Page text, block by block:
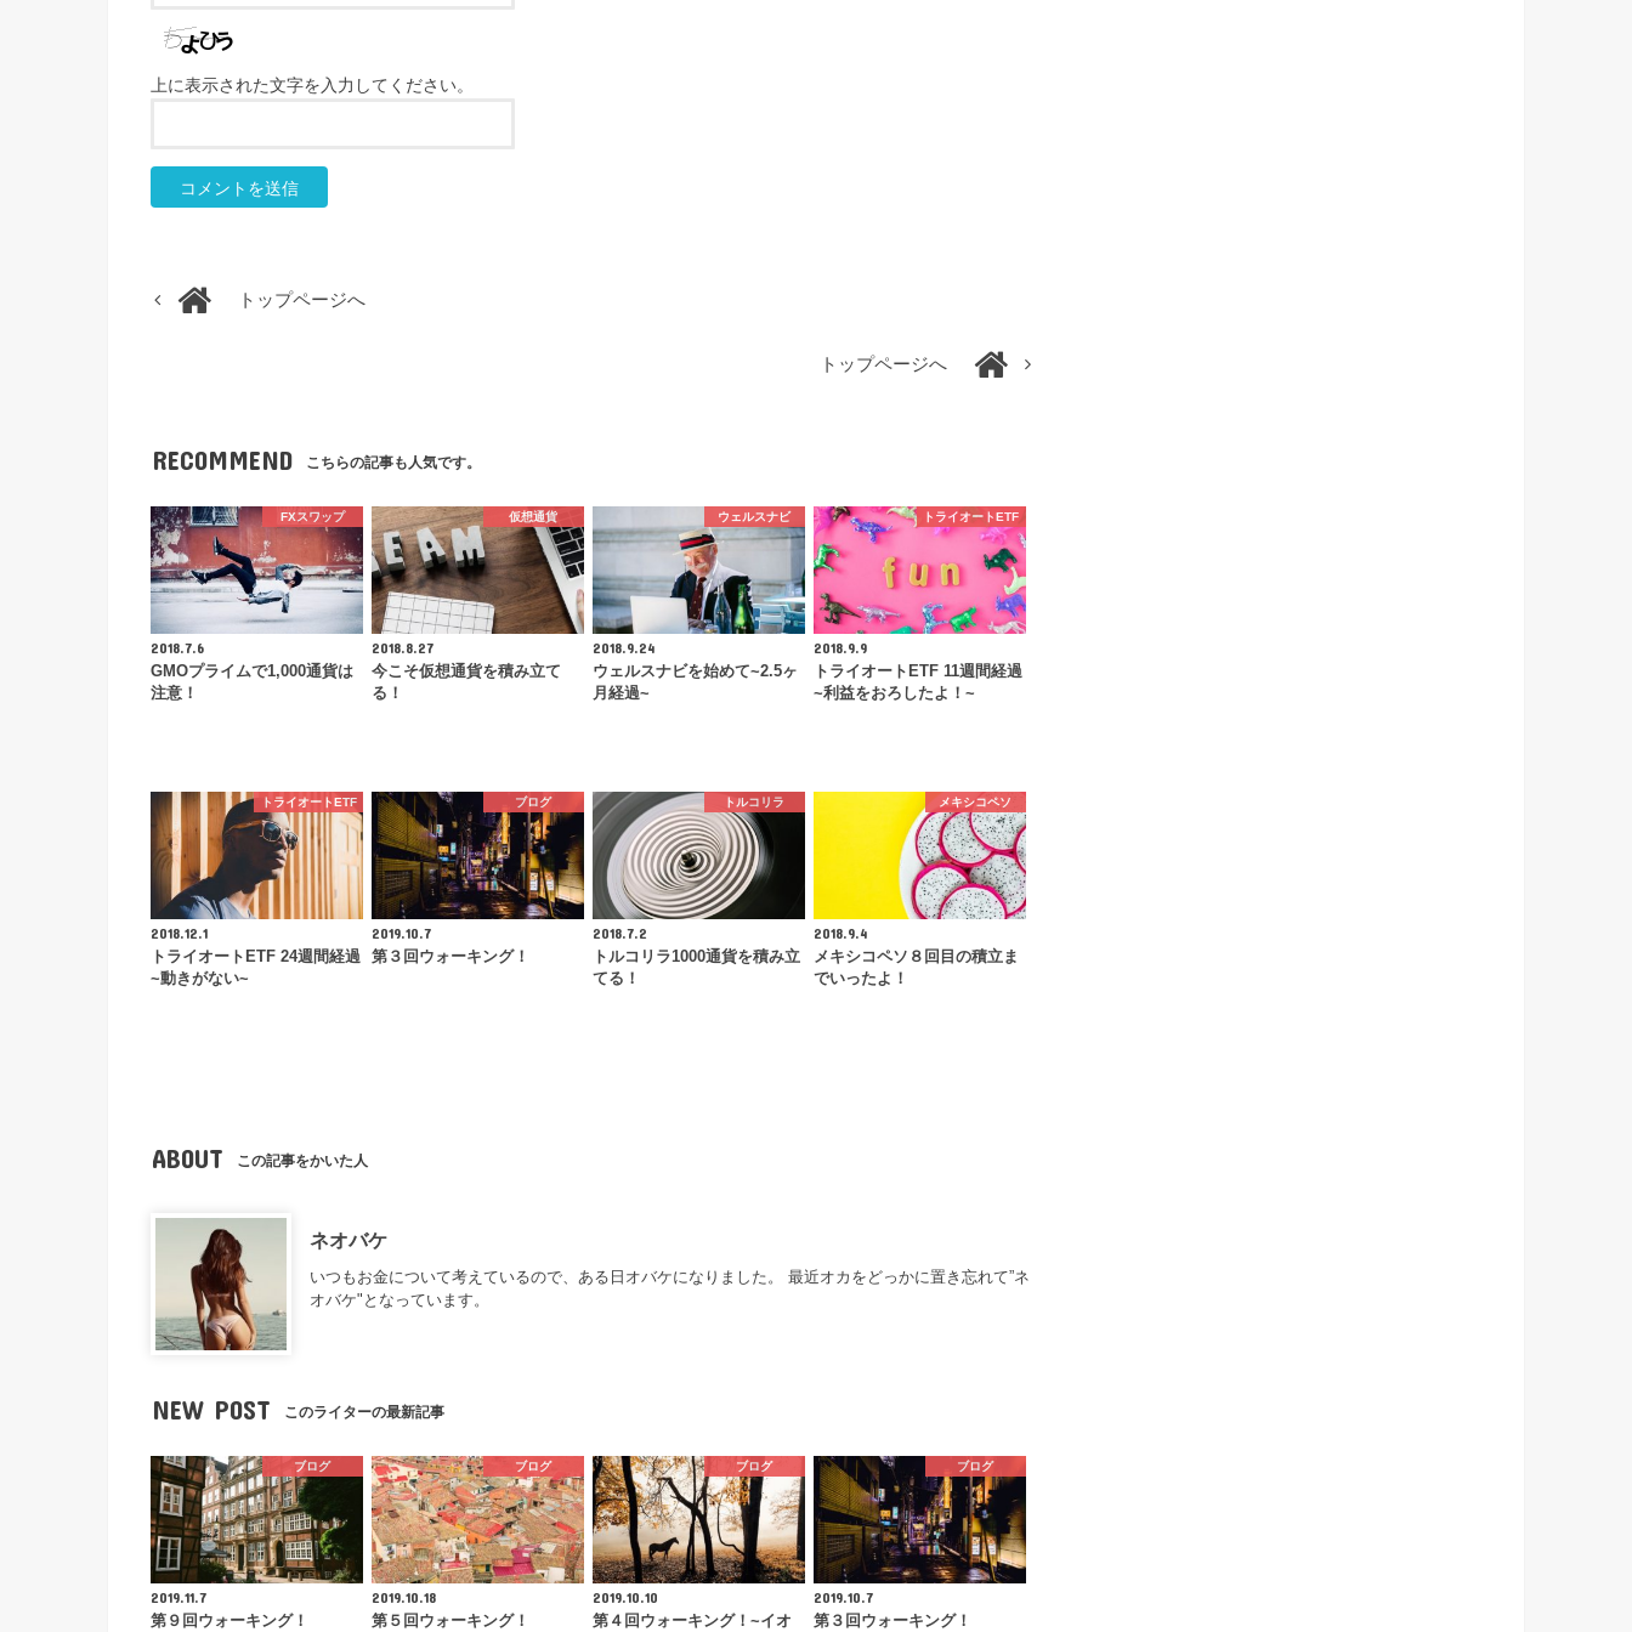
上に表示された文字を入力してください。
トップページへ
トップページへ
RECOMMEND こちらの記事も人気です。
FXスワップ
2018.7.6
GMOプライムで1,000通貨は
注意！
仮想通貨
2018.8.27
今こそ仮想通貨を積み立て
る！
ウェルスナビ
2018.9.24
ウェルスナビを始めて~2.5ヶ
月経過~
トライオートETF
2018.9.9
トライオートETF 11週間経過
~利益をおろしたよ！~
トライオートETF
2018.12.1
トライオートETF 24週間経過
~動きがない~
ブログ
2019.10.7
第３回ウォーキング！
トルコリラ
2018.7.2
トルコリラ1000通貨を積み立
てる！
メキシコペソ
2018.9.4
メキシコペソ８回目の積立ま
でいったよ！
ABOUT この記事をかいた人
ネオバケ
いつもお金について考えているので、ある日オバケになりました。 最近オカをどっかに置き忘れて”ネ
オバケ"となっています。
NEW POST このライターの最新記事
ブログ
2019.11.7
第９回ウォーキング！
ブログ
2019.10.18
第５回ウォーキング！
ブログ
2019.10.10
第４回ウォーキング！~イオ
ブログ
2019.10.7
第３回ウォーキング！